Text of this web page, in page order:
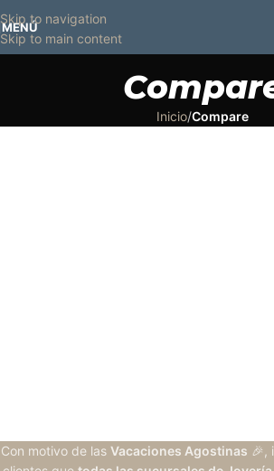
Skip to navigation
Skip to main content
Regresamos el viernes 7 de
MENÚ
Inicio/Compare
Con motivo de las Vacaciones Agostinas 🎉,